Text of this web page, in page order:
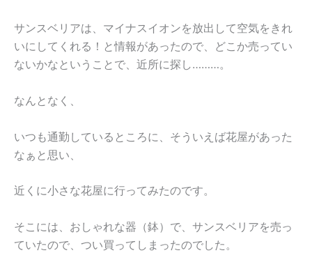
サンスベリアは、マイナスイオンを放出して空気をきれ
いにしてくれる！と情報があったので、どこか売ってい
ないかなということで、近所に探し………。
なんとなく、
いつも通勤しているところに、そういえば花屋があった
なぁと思い、
近くに小さな花屋に行ってみたのです。
そこには、おしゃれな器（鉢）で、サンスベリアを売っ
ていたので、つい買ってしまったのでした。